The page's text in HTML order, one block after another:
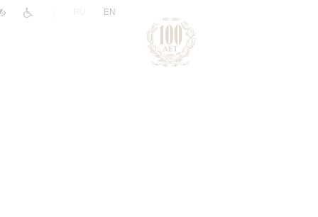
EN